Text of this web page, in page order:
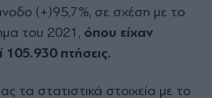
(+)95,7%, σε σχέση με το
του 2021, όπου είχαν
105.930 πτήσεις.
τα στατιστικά στοιχεία με το